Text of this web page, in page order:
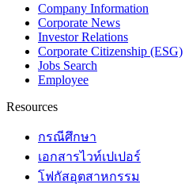
Company Information
Corporate News
Investor Relations
Corporate Citizenship (ESG)
Jobs Search
Employee
Resources
กรณีศึกษา
เอกสารไวท์เปเปอร์
โฟกัสอุตสาหกรรม